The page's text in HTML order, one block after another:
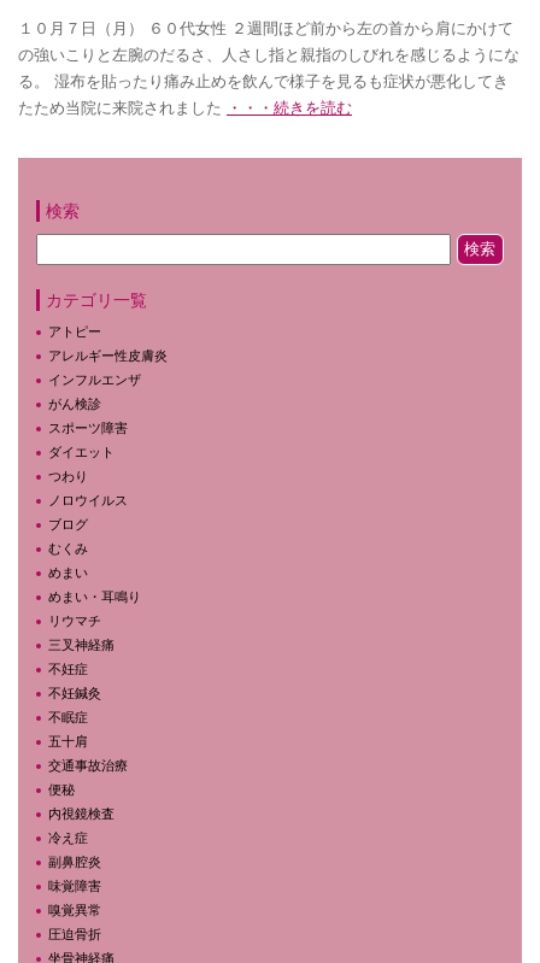
１０月７日（月） ６０代女性 ２週間ほど前から左の首から肩にかけて
の強いこりと左腕のだるさ、人さし指と親指のしびれを感じるようにな
る。 湿布を貼ったり痛み止めを飲んで様子を見るも症状が悪化してき
たため当院に来院されました
・・・続きを読む
検索
カテゴリ一覧
アトピー
アレルギー性皮膚炎
インフルエンザ
がん検診
スポーツ障害
ダイエット
つわり
ノロウイルス
ブログ
むくみ
めまい
めまい・耳鳴り
リウマチ
三叉神経痛
不妊症
不妊鍼灸
不眠症
五十肩
交通事故治療
便秘
内視鏡検査
冷え症
副鼻腔炎
味覚障害
嗅覚異常
圧迫骨折
坐骨神経痛